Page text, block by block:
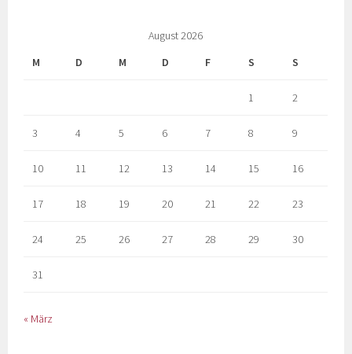
August 2026
M
D M D F S S
1 2
3 4 5 6 7 8 9
10 11 12 13 14 15 16
17 18 19 20 21 22 23
24 25 26 27 28 29 30
31
« März